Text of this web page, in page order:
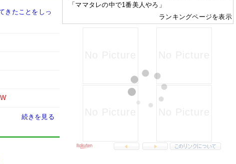
きたことをしっ
続きを見る
「ママタレの中で1番美人やろ」
ランキングページを表示